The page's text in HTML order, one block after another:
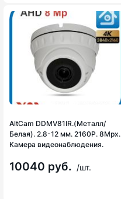
AltCam DDMV81IR.(Металл/
Белая). 2.8-12 мм. 2160P. 8Mpx.
Камера видеонаблюдения.
10040 руб. /шт.